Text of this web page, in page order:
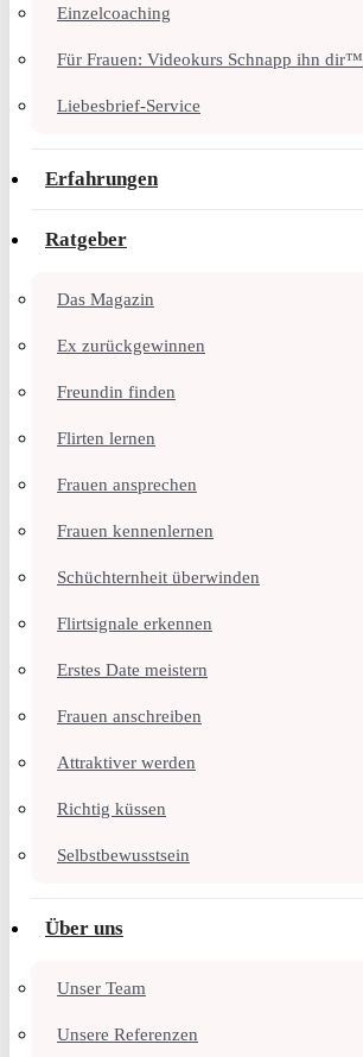
Einzelcoaching
Für Frauen: Videokurs Schnapp ihn dir™
Liebesbrief-Service
Erfahrungen
Ratgeber
Das Magazin
Ex zurückgewinnen
Freundin finden
Flirten lernen
Frauen ansprechen
Frauen kennenlernen
Schüchternheit überwinden
Flirtsignale erkennen
Erstes Date meistern
Frauen anschreiben
Attraktiver werden
Richtig küssen
Selbstbewusstsein
Über uns
Unser Team
Unsere Referenzen